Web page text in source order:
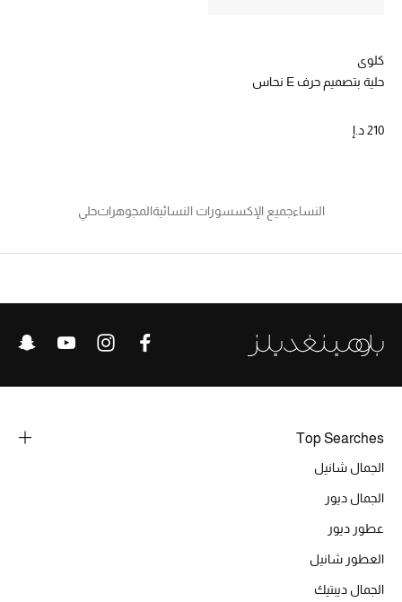
كلوي
حلية بتصميم حرف E نحاس
210 د.إ
النساءجميع الإكسسورات النسائيةالمجوهراتحلي
Top Searches
الجمال شانيل
الجمال ديور
عطور ديور
العطور شانيل
الجمال ديبتيك